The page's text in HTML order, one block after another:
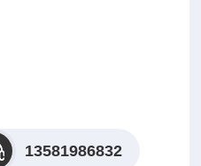
13581986832